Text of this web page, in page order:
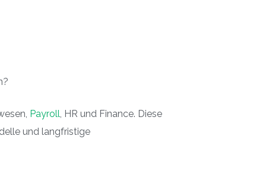
Payroll, HR und Finance. Diese
und langfristige